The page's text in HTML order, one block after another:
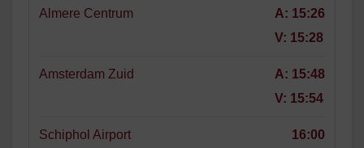
Almere Centrum A: 15:26
V: 15:28
Amsterdam Zuid A: 15:48
V: 15:54
Schiphol Airport 16:00